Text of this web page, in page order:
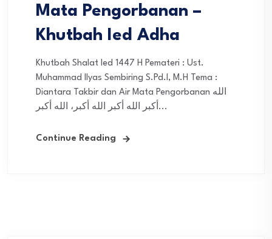
Mata Pengorbanan –
Khutbah Ied Adha
Khutbah Shalat Ied 1447 H Pemateri : Ust.
Muhammad Ilyas Sembiring S.Pd.I, M.H Tema :
Diantara Takbir dan Air Mata Pengorbanan الله
أكبر الله أكبر الله أكبر، الله أكبر...
Continue Reading